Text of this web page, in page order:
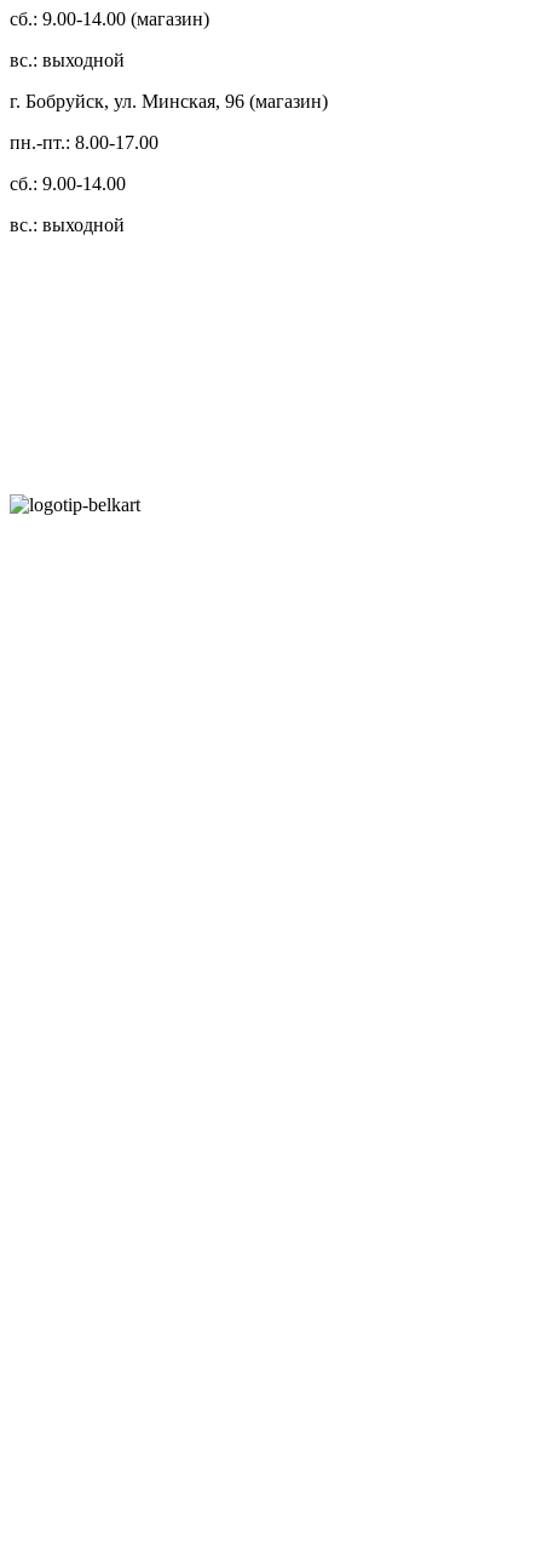
сб.: 9.00-14.00 (магазин)
вс.: выходной
г. Бобруйск, ул. Минская, 96 (магазин)
пн.-пт.: 8.00-17.00
сб.: 9.00-14.00
вс.: выходной